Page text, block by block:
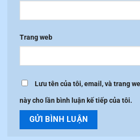
Trang web
Lưu tên của tôi, email, và trang
này cho lần bình luận kế tiếp của tôi.